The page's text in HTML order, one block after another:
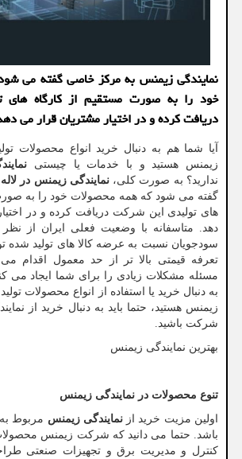
نمایندگی زیمنس به مرکز خاصی گفته می
خود را به صورت مستقیم از کارگاه های
دریافت کرده و در اختیار مشتریان قرار می
آیا شما هم به دنبال خرید انواع محصولات
زیمنس هستید و با خدمات یا چیستی
ندارید؟ به صورت کلی،نمایندگی زیمنس در لاله
گفته می شود که همه محصولات خود را به
های تولیدی این شرکت دریافت کرده و در
دهد. متاسفانه با وضعیت فعلی ایران از نظر
سودجویان نسبت به عرضه کالا های تولید شده
تعرفه قیمتی بالا تر از حد معمول اقدام می
مسئله مشکلات زیادی را برای شما ایجاد می
به دنبال خرید یا استفاده از انواع محصولات
زیمنس هستید، حتما باید به دنبال خرید از
شرکت باشید.
بهترین نمایندگی زیمنس
تنوع محصولات در نمایندگی زیمنس
اولین مزیت خرید ازنمایندگی زیمنس مربوط
باشد. حتما می دانید که شرکت زیمنس
کنترل و مدیریت برق و تجهیزات صنعتی